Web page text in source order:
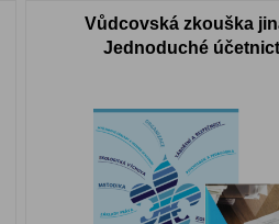
Vůdcovská zkouška
Jednoduché